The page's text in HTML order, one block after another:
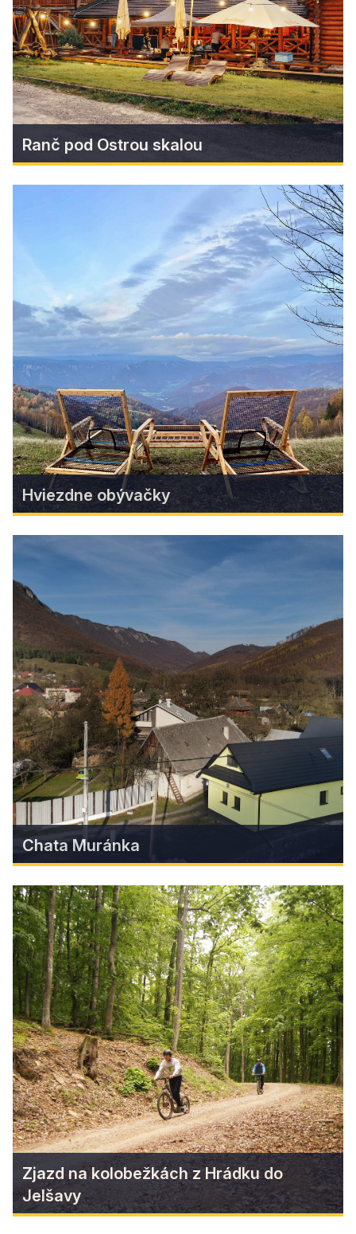
Gemer v Rožňave.
Zistiť viac
Ranč pod Ostrou skalou
Ranč pod Ostrou skalou
Jedinečné miesto uprostred panenskej prírody
Slovenského raja, len na skok od Dobšinskej
ľadovej jaskyne spája pokoj prírody, zážitkové
ubytovanie, výborné jedlo a autentickú
atmosféru vidieka.
Zistiť viac
Hviezdne obývačky
Na Muránskej planine pribudli originálne miesta,
ktoré lákajú na oddych pod nočnou oblohou.
Takzvané „hviezdne obývačky“ sú ako stvorené
pre romantikov, milovníkov prírody aj každého,
kto si chce aspoň na chvíľu vychutnať ticho,
pokoj a pohľad na hviezdy ďaleko od mestských
svetiel.
Zistiť viac
Chata Muránka
Chata Muránka
Novo zrekonštruovaná Chata Muránka prináša
ideálne miesto na oddych v lone prírody, priamo
pri zurčiacom potoku v obci Muráň.
Zistiť viac
Zjazd na kolobežkách z Hrádku do
Jelšavy